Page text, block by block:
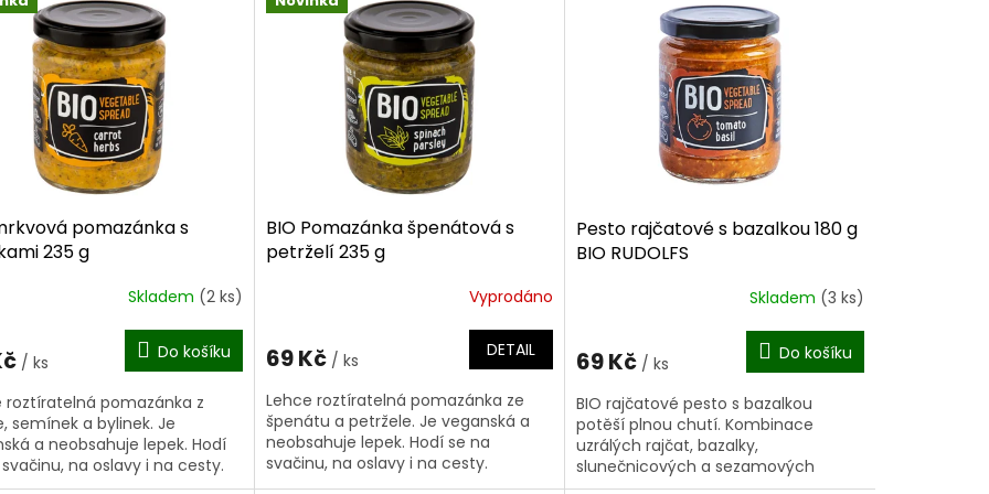
pomazánka s
235 g
Skladem (2 ks)
/ ks Do košíku
roztíratelná pomazánka z
semínek a bylinek. Je
a neobsahuje lepek. Hodí
na oslavy i na cesty.
obsažené suroviny jsou v
BIO Pomazánka špenátová s
petrželí 235 g
Vyprodáno
69 Kč / ks DETAIL
Lehce roztíratelná pomazánka ze
špenátu a petržele. Je veganská a
neobsahuje lepek. Hodí se na
svačinu, na oslavy i na cesty.
Všechny obsažené suroviny jsou v
Pesto rajčatové s bazalkou 180 g
BIO RUDOLFS
Skladem (3 ks)
69 Kč / ks Do košíku
BIO rajčatové pesto s bazalkou
potěší plnou chutí. Kombinace
uzrálých rajčat, bazalky,
slunečnicových a sezamových
semínek skvěle funguje s